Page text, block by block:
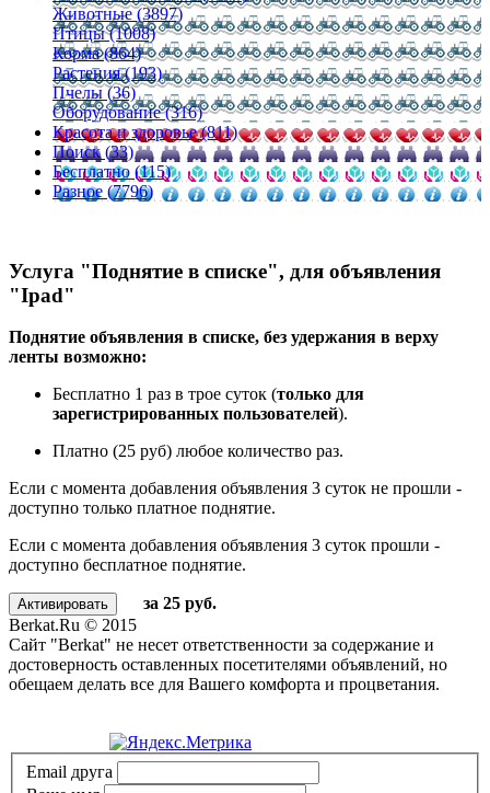
Животные (3897)
Птицы (1008)
Корма (864)
Растения (193)
Пчелы (36)
Оборудование (316)
Красота и здоровье (811)
Поиск (33)
Бесплатно (115)
Разное (7796)
Услуга "Поднятие в списке", для объявления
"Ipad"
Поднятие объявления в списке, без удержания в верху
ленты возможно:
Бесплатно 1 раз в трое суток (только для
зарегистрированных пользователей).
Платно (25 руб) любое количество раз.
Если с момента добавления объявления 3 суток не прошли -
доступно только платное поднятие.
Если с момента добавления объявления 3 суток прошли -
доступно бесплатное поднятие.
за 25 руб.
Berkat.Ru © 2015
Сайт "Berkat" не несет ответственности за содержание и
достоверность оставленных посетителями объявлений, но
обещаем делать все для Вашего комфорта и процветания.
Email друга